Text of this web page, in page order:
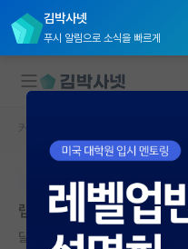
김박사넷
푸시 알림으로 소식을 빠르게
대학원생 모집
국내대학원 정보
연구실&오픈랩
커뮤니티 홈
본문이 수정되지 않는 박제글입니
랩비 신고하는 게 맞을까
달리는 라이프니츠